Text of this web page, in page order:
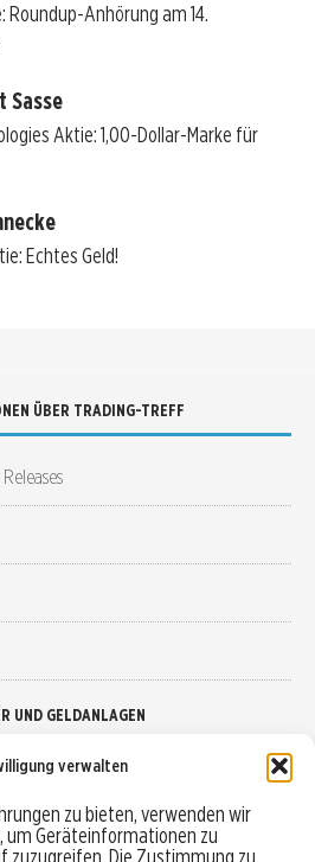
verwalten
zu bieten, verwenden wir
um Geräteinformationen zu
zuzugreifen. Die Zustimmung zu
Roundup-Anhörung am 14.
Sasse
Aktie: 1,00-Dollar-Marke für
Echtes Geld!
ÜBER TRADING-TREFF
UND GELDANLAGEN